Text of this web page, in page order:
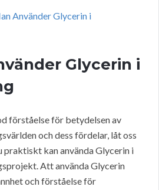
Använder Glycerin i
Glycerin i
förståelse för betydelsen av
och dess fördelar, låt oss
praktiskt kan använda Glycerin i
Att använda Glycerin
och förståelse för